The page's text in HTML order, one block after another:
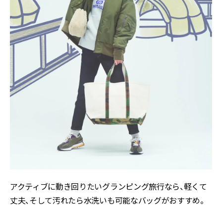
アクティブに動き回りたいグランピング旅行なら、軽くて
丈夫、そして汚れたら水洗いも可能なバッグがおすすめ。